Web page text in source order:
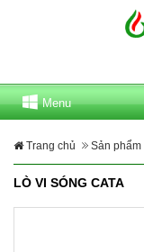
Menu
Trang chủ Sản phẩm
LÒ VI SÓNG CATA